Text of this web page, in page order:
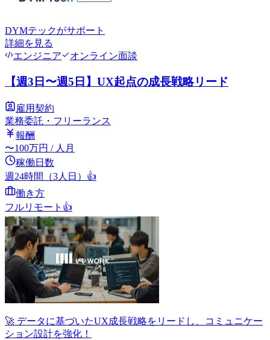
DYMテックがサポート
詳細を見る
エンジニア
オンライン面談
【週3日〜週5日】UX起点の成長戦略リード
雇用契約
業務委託・フリーランス
報酬
〜100万円 / 人月
稼働日数
週24時間（3人日） 👍
働き方
フルリモート 👍
🚀 データに基づいたUX成長戦略をリードし、コミュニケー
ション設計を強化！